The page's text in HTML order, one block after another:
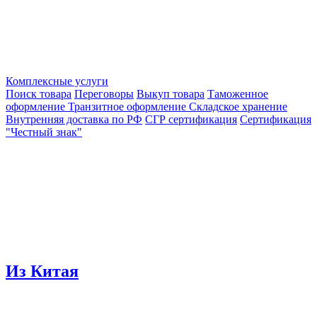
Комплексные услуги
Поиск товара Переговоры Выкуп товара Таможенное
оформление Транзитное оформление Складское хранение
Внутренняя доставка по РФ СГР сертификация Сертификация
"Честный знак"
Из Китая